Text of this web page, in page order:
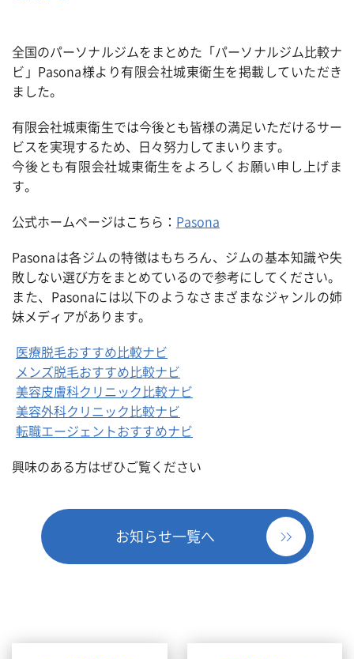
全国のパーソナルジムをまとめた「パーソナルジム比較ナ
ビ」Pasona様より有限会社城東衛生を掲載していただき
ました。
有限会社城東衛生では今後とも皆様の満足いただけるサー
ビスを実現するため、日々努力してまいります。
今後とも有限会社城東衛生をよろしくお願い申し上げま
す。
公式ホームページはこちら： Pasona
Pasonaは各ジムの特徴はもちろん、ジムの基本知識や失
敗しない選び方をまとめているので参考にしてください。
また、Pasonaには以下のようなさまざまなジャンルの姉
妹メディアがあります。
医療脱毛おすすめ比較ナビ
メンズ脱毛おすすめ比較ナビ
美容皮膚科クリニック比較ナビ
美容外科クリニック比較ナビ
転職エージェントおすすめナビ
興味のある方はぜひご覧ください
お知らせ一覧へ